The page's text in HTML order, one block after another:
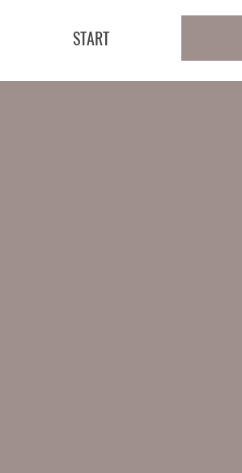
START